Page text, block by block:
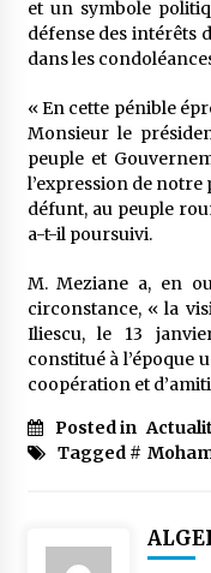
Droit
2
3
en
3
et un symbole
défense des intérêts
dans les
« En cette pénible
Monsieur le
peuple et
l’expression de
défunt, au peuple
a-t-il poursuivi.
M. Meziane a, en
circonstance, « la
Iliescu, le 13
constitué à l’époque
coopération et
Posted in
Tagged #